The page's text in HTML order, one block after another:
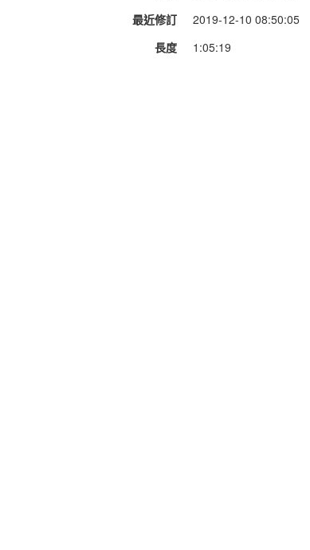
最近修訂
2019-12-10 08:50:05
長度
1:05:19